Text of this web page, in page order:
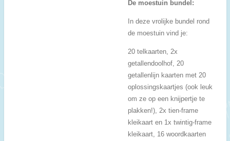
De moestuin bundel:
In deze vrolijke bundel rond
de moestuin vind je:
20 telkaarten, 2x
getallendoolhof, 20
getallenlijn kaarten met 20
oplossingskaartjes (ook leuk
om ze op een knijpertje te
plakken!), 2x tien-frame
kleikaart en 1x twintig-frame
kleikaart, 16 woordkaarten